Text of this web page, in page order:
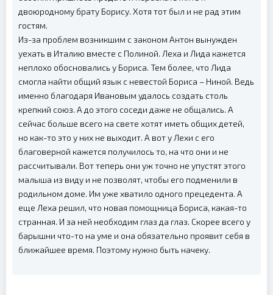
двоюродному брату Борису. Хотя тот был и не рад этим
гостям.
Из-за проблем возникшим с законом Антон вынужден
уехать в Италию вместе с Полиной. Леха и Лида кажется
неплохо обосновались у Бориса. Тем более, что Лида
смогла найти общий язык с невестой Бориса – Ниной. Ведь
именно благодаря Ивановым удалось создать столь
крепкий союз. А до этого соседи даже не общались. А
сейчас больше всего на свете хотят иметь общих детей,
но как-то это у них не выходит. А вот у Лехи с его
благоверной кажется получилось то, на что они и не
рассчитывали. Вот теперь они уж точно не упустят этого
малыша из виду и не позволят, чтобы его подменили в
родильном доме. Им уже хватило одного прецедента. А
еще Леха решил, что новая помощница Бориса, какая-то
странная. И за ней необходим глаз да глаз. Скорее всего у
барышни что-то на уме и она обязательно проявит себя в
ближайшее время. Поэтому нужно быть начеку.